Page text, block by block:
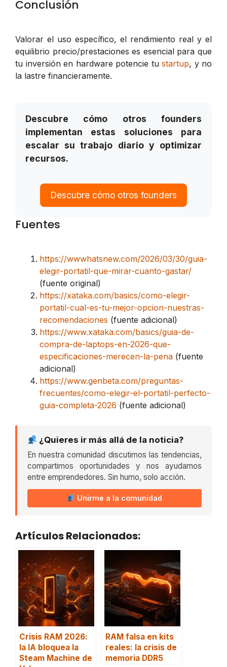
Conclusión
Valorar el uso específico, el rendimiento real y el
equilibrio precio/prestaciones es esencial para que
tu inversión en hardware potencie tu startup, y no
la lastre financieramente.
Descubre cómo otros founders
implementan estas soluciones para
escalar su trabajo diario y optimizar
recursos.
Descubre cómo otros founders
Fuentes
https://wwwhatsnew.com/2026/03/30/guia-
elegir-portatil-que-mirar-cuanto-gastar/
(fuente original)
https://xataka.com/basics/como-elegir-
portatil-cual-es-tu-mejor-opcion-nuestras-
recomendaciones (fuente adicional)
https://www.xataka.com/basics/guia-de-
compra-de-laptops-en-2026-que-
especificaciones-merecen-la-pena (fuente
adicional)
https://www.genbeta.com/preguntas-
frecuentes/como-elegir-el-portatil-perfecto-
guia-completa-2026 (fuente adicional)
¿Quieres ir más allá de la noticia?
En nuestra comunidad discutimos las tendencias,
compartimos oportunidades y nos ayudamos
entre emprendedores. Sin humo, solo acción.
Unirme a la comunidad
Artículos Relacionados:
Crisis RAM 2026:
la IA bloquea la
Steam Machine de
RAM falsa en kits
reales: la crisis de
memoria DDR5